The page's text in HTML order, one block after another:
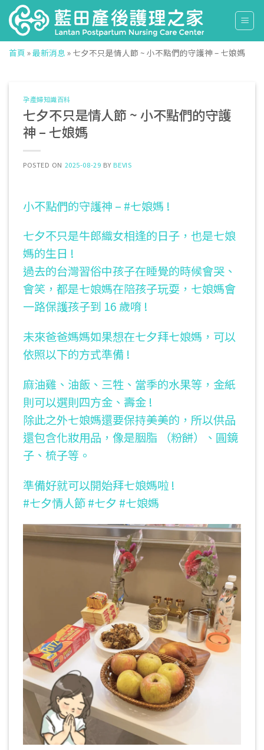
Skip
to
content
首頁 »最新消息 » 七夕不只是情人節 ~ 小不點們的守護神 – 七娘媽
孕產婦知識百科
七夕不只是情人節 ~ 小不點們的守護
神 – 七娘媽
POSTED ON 2025-08-29 BY BEVIS
小不點們的守護神 – #七娘媽 !
七夕不只是牛郎織女相逢的日子，也是七娘
媽的生日 !
過去的台灣習俗中孩子在睡覺的時候會哭、
會笑，都是七娘媽在陪孩子玩耍，七娘媽會
一路保護孩子到 16 歲唷 !
未來爸爸媽媽如果想在七夕拜七娘媽，可以
依照以下的方式準備 !
麻油雞、油飯、三牲、當季的水果等，金紙
則可以選則四方金、壽金 !
除此之外七娘媽還要保持美美的，所以供品
還包含化妝用品，像是胭脂 （粉餅）、圓鏡
子、梳子等。
準備好就可以開始拜七娘媽啦 !
#七夕情人節 #七夕 #七娘媽